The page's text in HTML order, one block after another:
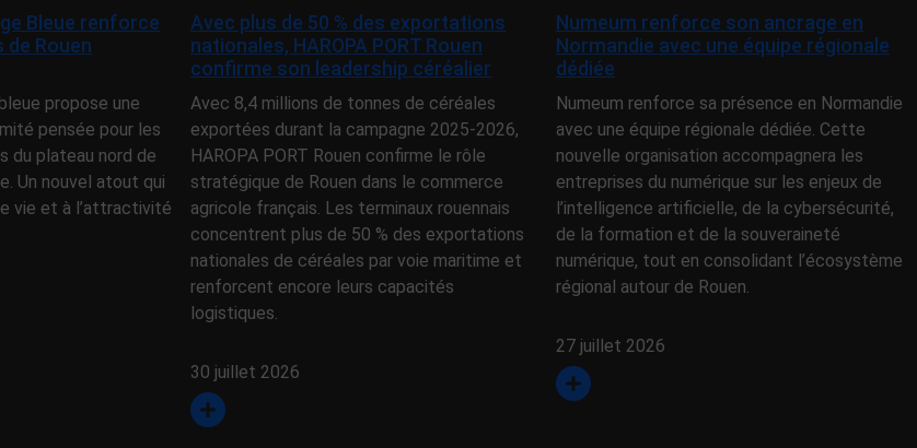
Bleue renforce
de Rouen
propose une
pensée pour les
du plateau nord de
Un nouvel atout qui
vie et à l’attractivité
Avec plus de 50 % des exportations
nationales, HAROPA PORT Rouen
confirme son leadership céréalier
Avec 8,4 millions de tonnes de céréales
exportées durant la campagne 2025-2026,
HAROPA PORT Rouen confirme le rôle
stratégique de Rouen dans le commerce
agricole français. Les terminaux rouennais
concentrent plus de 50 % des exportations
nationales de céréales par voie maritime et
renforcent encore leurs capacités
logistiques.
30 juillet 2026
Numeum renforce son ancrage en
Normandie avec une équipe régionale
dédiée
Numeum renforce sa présence en Normandie
avec une équipe régionale dédiée. Cette
nouvelle organisation accompagnera les
entreprises du numérique sur les enjeux de
l’intelligence artificielle, de la cybersécurité,
de la formation et de la souveraineté
numérique, tout en consolidant l’écosystème
régional autour de Rouen.
27 juillet 2026